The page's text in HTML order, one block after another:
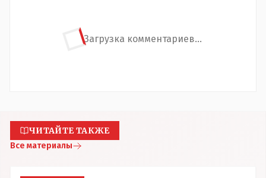
Загрузка комментариев...
ЧИТАЙТЕ ТАКЖЕ
Все материалы